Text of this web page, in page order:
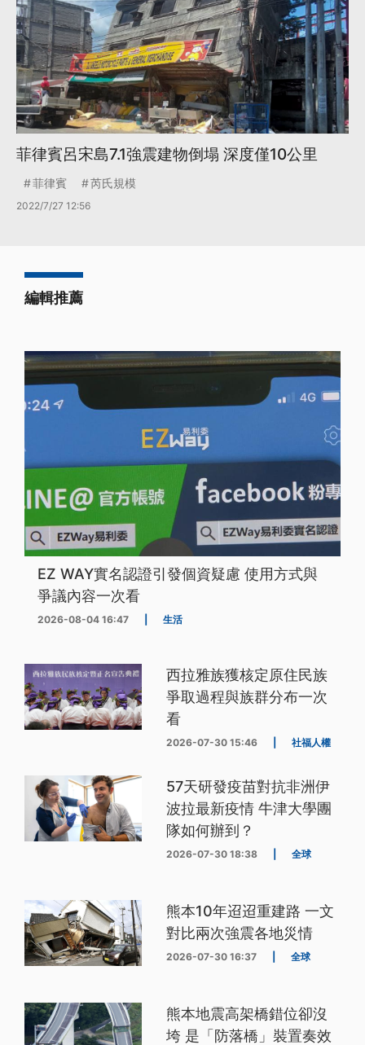
菲律賓呂宋島7.1強震建物倒塌 深度僅10公里
菲律賓 芮氏規模
2022/7/27 12:56
編輯推薦
EZ WAY實名認證引發個資疑慮 使用方式與
爭議內容一次看
2026-08-04 16:47 生活
西拉雅族獲核定原住民族
爭取過程與族群分布一次
看
2026-07-30 15:46 社福人權
57天研發疫苗對抗非洲伊
波拉最新疫情 牛津大學團
隊如何辦到？
2026-07-30 18:38 全球
熊本10年迢迢重建路 一文
對比兩次強震各地災情
2026-07-30 16:37 全球
熊本地震高架橋錯位卻沒
垮 是「防落橋」裝置奏效